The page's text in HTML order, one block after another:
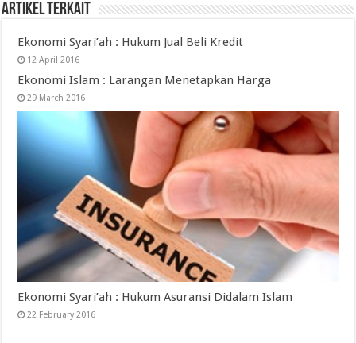
Artikel Terkait
Ekonomi Syari’ah : Hukum Jual Beli Kredit
12 April 2016
Ekonomi Islam : Larangan Menetapkan Harga
29 March 2016
Ekonomi Syari’ah : Hukum Asuransi Didalam Islam
22 February 2016